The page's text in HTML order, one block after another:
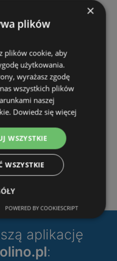
aplikację
:
×
plików
plików cookie, aby
użytkowania.
wyrażasz zgodę
wszystkich plików
naszej
Dowiedz się więcej
WSZYSTKIE
WSZYSTKIE
POWERED BY COOKIESCRIPT